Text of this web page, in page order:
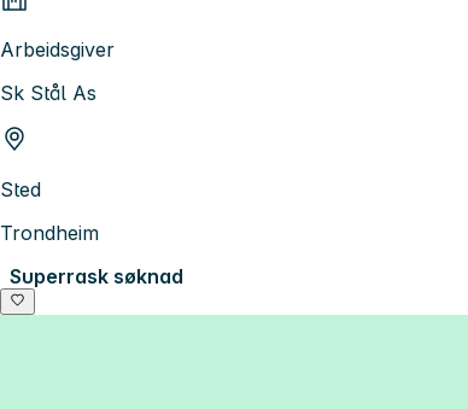
Arbeidsgiver
Sk Stål As
Sted
Trondheim
Superrask søknad